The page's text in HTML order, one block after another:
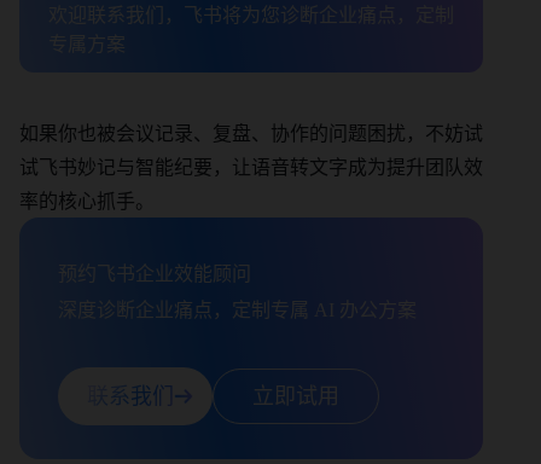
欢迎联系我们，飞书将为您诊断企业痛点，定制
专属方案
如果你也被会议记录、复盘、协作的问题困扰，不妨试
试飞书妙记与智能纪要，让语音转文字成为提升团队效
率的核心抓手。
预约飞书企业效能顾问
深度诊断企业痛点，定制专属 AI 办公方案
联系我们 立即试用